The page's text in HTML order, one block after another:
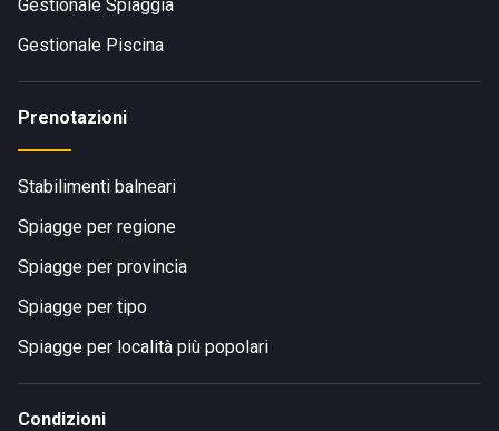
percorrere viale Europa in direzione mare
Gestionale Spiaggia
Gestionale Piscina
Prenotazioni
Stabilimenti balneari
Spiagge per regione
Spiagge per provincia
Spiagge per tipo
Spiagge per località più popolari
Condizioni